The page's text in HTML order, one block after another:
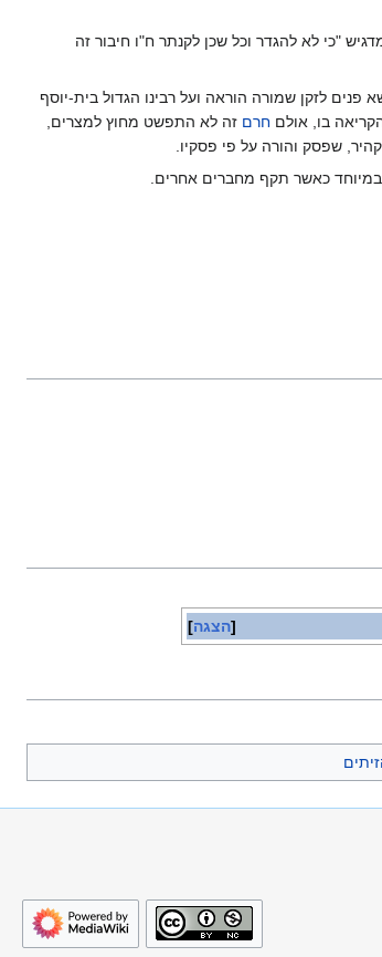
"כי לא להגדר וכל שכן לקנתר ח"ו חיבור זה
לזקן שמורה הוראה ועל רבינו הגדול בית-יוסף
בו, אולם חרם זה לא התפשט מחוץ למצרים,
שפסק והורה על פי פסקיו.
כאשר תקף מחברים אחרים.
הצגה